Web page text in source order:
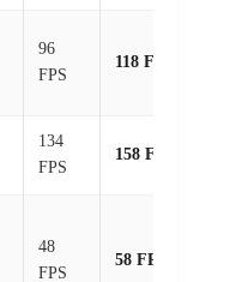
96
FPS
118 FPS
134
FPS
158 FPS
48
FPS
58 FPS